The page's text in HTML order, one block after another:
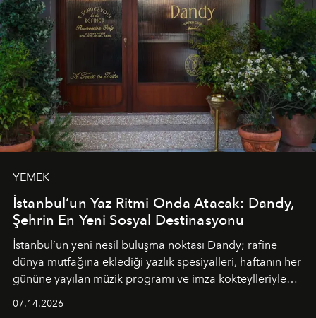
YEMEK
İstanbul’un Yaz Ritmi Onda Atacak: Dandy,
Şehrin En Yeni Sosyal Destinasyonu
İstanbul’un yeni nesil buluşma noktası Dandy; rafine
dünya mutfağına eklediği yazlık spesiyalleri, haftanın her
gününe yayılan müzik programı ve imza kokteylleriyle
07.14.2026